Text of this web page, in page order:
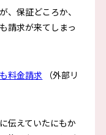
、保証どころか、
請求が来てしまっ
料金請求 （外部リ
伝えていたにもか